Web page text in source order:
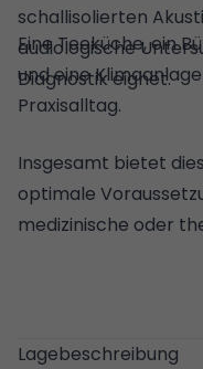
schallisolierten
audiologische
Diagnostik eignet.
Eine Teeküche, ein
und eine
Praxisalltag.
Insgesamt bietet
optimale
medizinische oder
Lagebeschreibung